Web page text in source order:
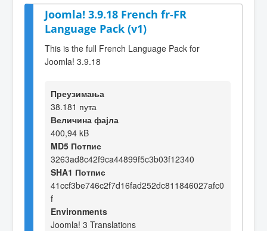
Joomla! 3.9.18 French fr-FR
Language Pack (v1)
This is the full French Language Pack for
Joomla! 3.9.18
Преузимања
38.181 пута
Величина фајла
400,94 kB
MD5 Потпис
3263ad8c42f9ca44899f5c3b03f12340
SHA1 Потпис
41ccf3be746c2f7d16fad252dc811846027afc0
f
Environments
Joomla! 3 Translations